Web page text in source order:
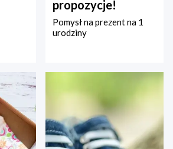
propozycje!
Pomysł na prezent na 1
urodziny